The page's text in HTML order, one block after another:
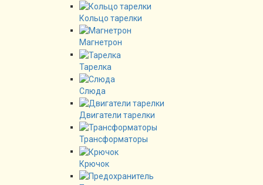
Кольцо тарелки
Магнетрон
Тарелка
Слюда
Двигатели тарелки
Трансформаторы
Крючок